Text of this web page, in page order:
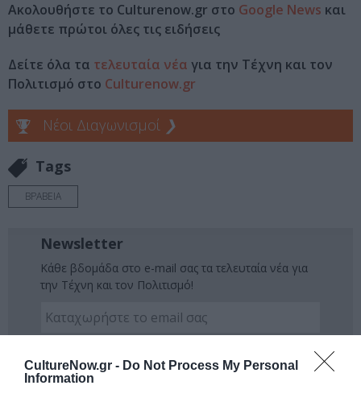
CultureNow.gr - Do Not Process My Personal
Information
Ακολουθήστε το Culturenow.gr στο Google News και
μάθετε πρώτοι όλες τις ειδήσεις
Δείτε όλα τα τελευταία νέα για την Τέχνη και τον
Πολιτισμό στο Culturenow.gr
Νέοι Διαγωνισμοί ❯
Tags
ΒΡΑΒΕΙΑ
Newsletter
Κάθε βδομάδα στο e-mail σας τα τελευταία νέα για
την Τέχνη και τον Πολιτισμό!